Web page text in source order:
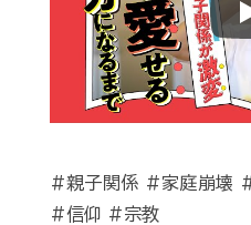
#親子関係 #家庭崩壊
#信仰 #宗教